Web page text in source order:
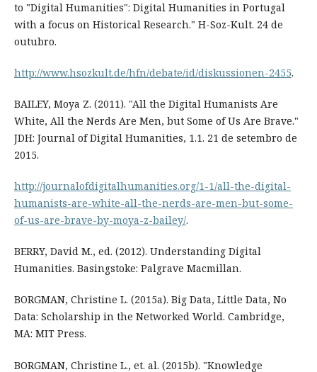
to "Digital Humanities": Digital Humanities in Portugal
with a focus on Historical Research." H-Soz-Kult. 24 de
outubro.
http://www.hsozkult.de/hfn/debate/id/diskussionen-2455.
BAILEY, Moya Z. (2011). "All the Digital Humanists Are
White, All the Nerds Are Men, but Some of Us Are Brave."
JDH: Journal of Digital Humanities, 1.1. 21 de setembro de
2015.
http://journalofdigitalhumanities.org/1-1/all-the-digital-
humanists-are-white-all-the-nerds-are-men-but-some-
of-us-are-brave-by-moya-z-bailey/.
BERRY, David M., ed. (2012). Understanding Digital
Humanities. Basingstoke: Palgrave Macmillan.
BORGMAN, Christine L. (2015a). Big Data, Little Data, No
Data: Scholarship in the Networked World. Cambridge,
MA: MIT Press.
BORGMAN, Christine L., et. al. (2015b). "Knowledge